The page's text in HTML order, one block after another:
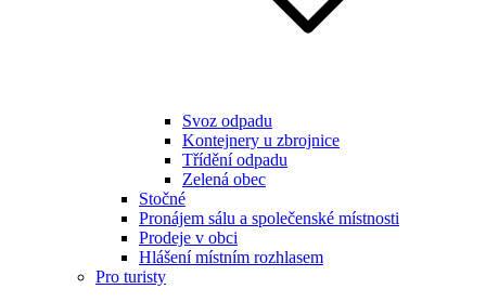
Svoz odpadu
Kontejnery u zbrojnice
Třídění odpadu
Zelená obec
Stočné
Pronájem sálu a společenské místnosti
Prodeje v obci
Hlášení místním rozhlasem
Pro turisty